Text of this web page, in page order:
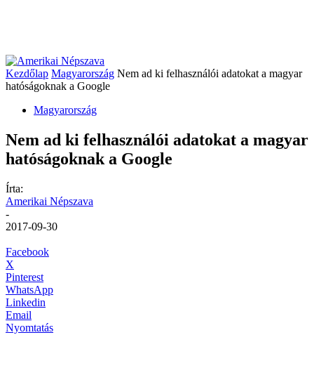
Kezdőlap Magyarország Nem ad ki felhasználói adatokat a magyar
hatóságoknak a Google
Magyarország
Nem ad ki felhasználói adatokat a magyar
hatóságoknak a Google
Írta:
Amerikai Népszava
-
2017-09-30
Facebook
X
Pinterest
WhatsApp
Linkedin
Email
Nyomtatás